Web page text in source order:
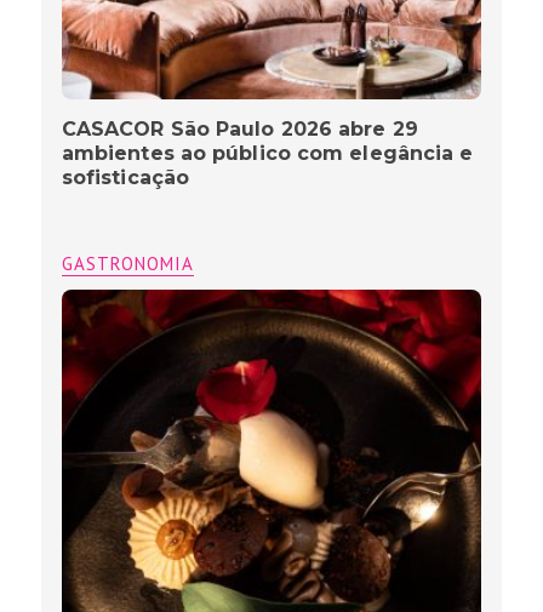
CASACOR São Paulo 2026 abre 29
ambientes ao público com elegância e
sofisticação
GASTRONOMIA